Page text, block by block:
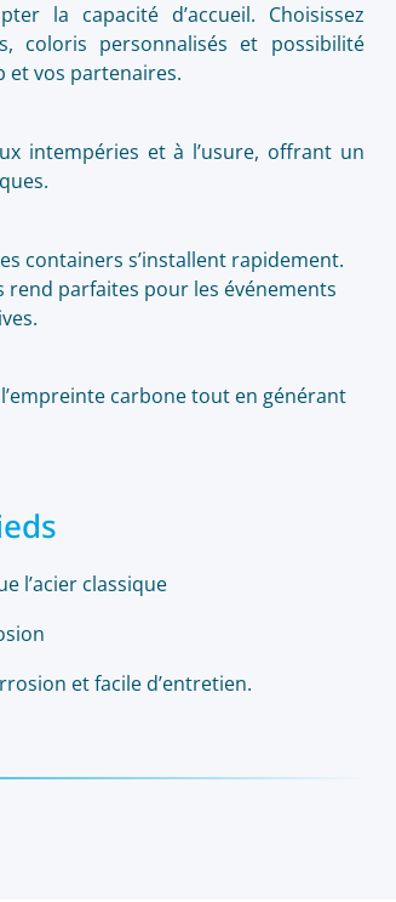
la capacité d’accueil. Choisissez
coloris personnalisés et possibilité
et vos partenaires.
intempéries et à l’usure, offrant un
containers s’installent rapidement.
rend parfaites pour les événements
carbone tout en générant
l’acier classique
et facile d’entretien.